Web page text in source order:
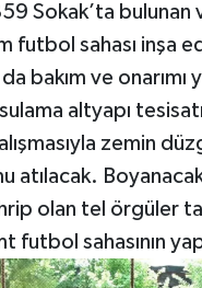
Sokak’ta bulunan
futbol sahası inşa
bakım ve onarımı
altyapı
zemin
atılacak.
olan tel örgüler
sahasının